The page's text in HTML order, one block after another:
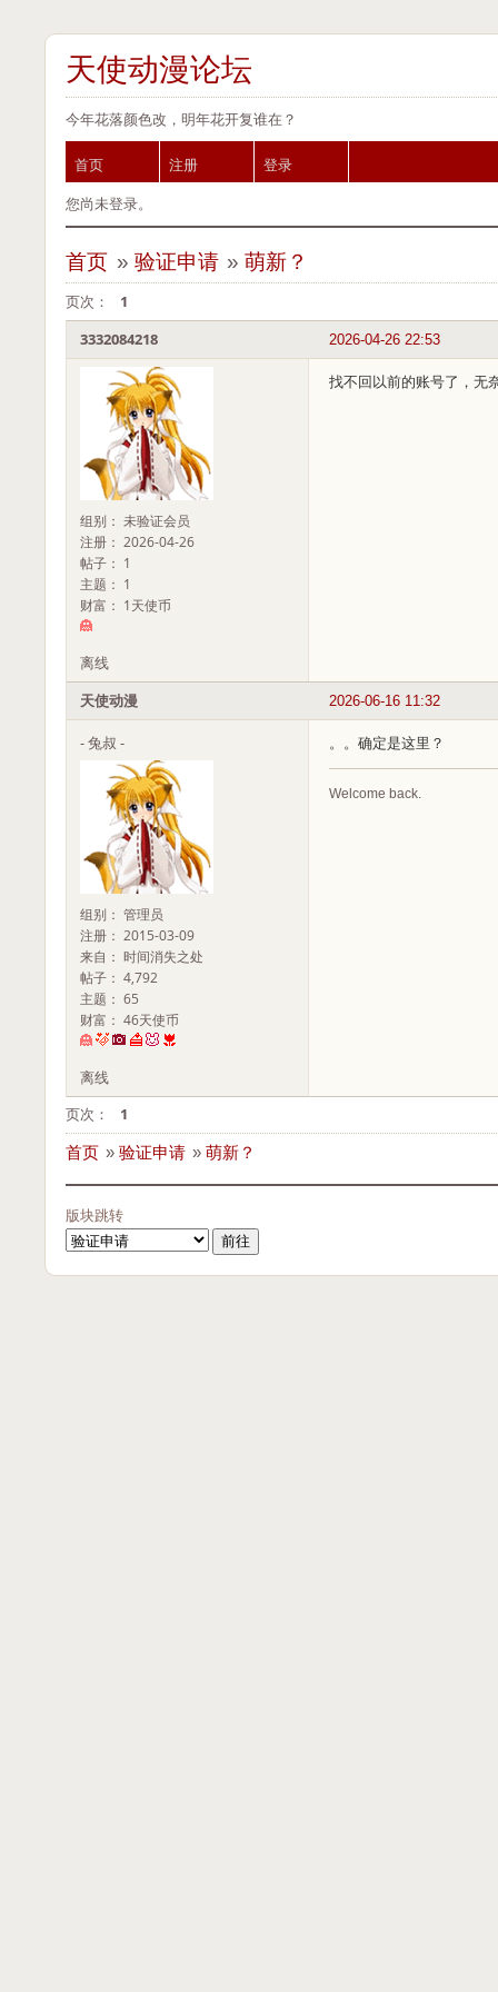
天使动漫论坛
今年花落颜色改，明年花开复谁在？
首页 注册
登录
您尚未登录。
首页 » 验证申请 »萌新？
页次： 1
2026-04-26 22:53
3332084218
组别： 未验证会员
注册： 2026-04-26
帖子： 1
主题： 1
财富： 1天使币
找不回以前的账号了，无
离线
2026-06-16 11:32
天使动漫
- 兔叔 -
组别： 管理员
注册： 2015-03-09
来自： 时间消失之处
帖子： 4,792
主题： 65
财富： 46天使币
。。确定是这里？
Welcome back.
离线
页次：
1
首页 » 验证申请 » 萌新？
版块跳转